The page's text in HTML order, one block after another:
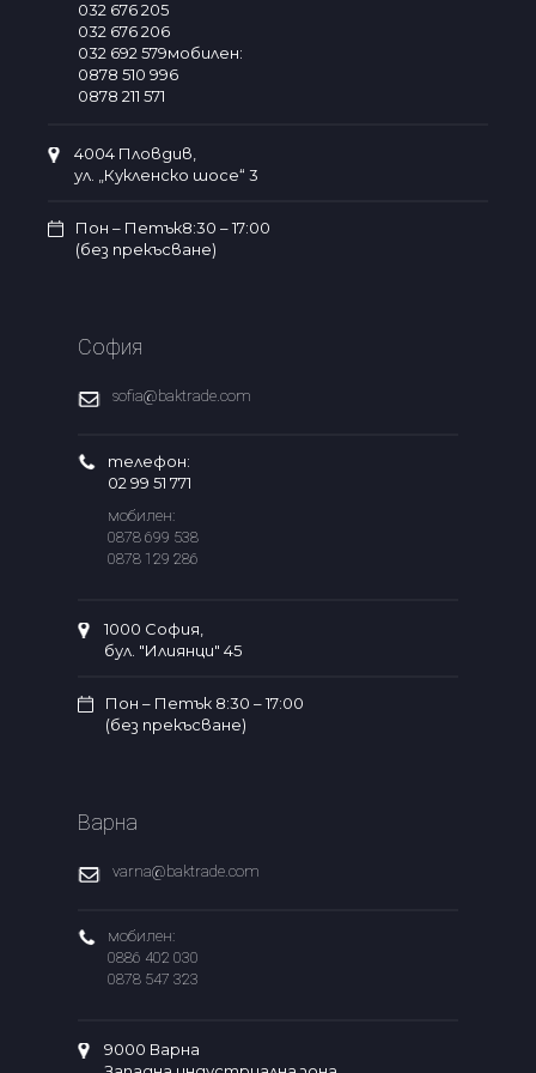
032 676 205
032 676 206
032 692 579мобилен:
0878 510 996
0878 211 571
4004 Пловдив,
ул. „Кукленско шосе“ 3
Пон – Петък8:30 – 17:00
(без прекъсване)
София
sofia@baktrade.com
телефон:
02 99 51 771
мобилен:
0878 699 538
0878 129 286
1000 София,
бул. "Илиянци" 45
Пон – Петък 8:30 – 17:00
(без прекъсване)
Варна
varna@baktrade.com
мобилен:
0886 402 030
0878 547 323
9000 Варна